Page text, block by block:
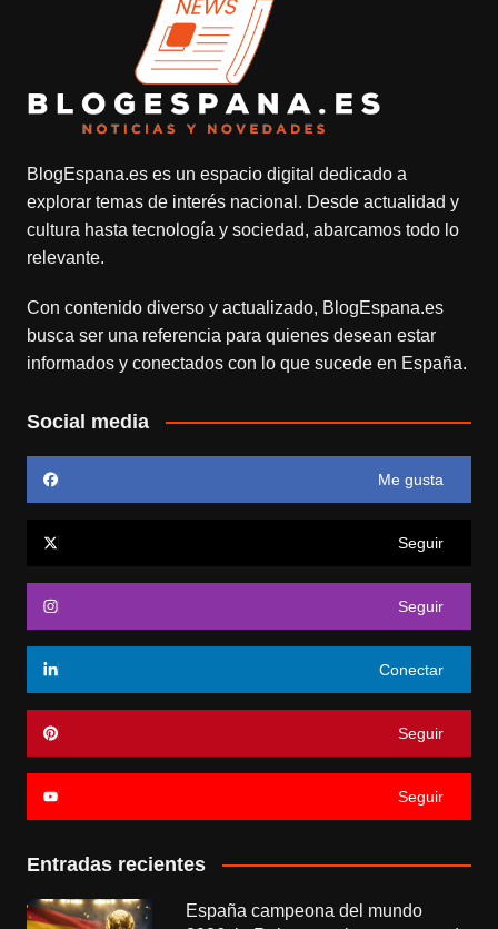
BlogEspana.eses un espacio digital dedicado a
explorar temas de interés nacional. Desde actualidad y
cultura hasta tecnología y sociedad, abarcamos todo lo
relevante.
Con contenido diverso y actualizado, BlogEspana.es
busca ser una referencia para quienes desean estar
informados y conectados con lo que sucede en España.
Social media
Me gusta
Seguir
Seguir
Conectar
Seguir
Seguir
Entradas recientes
España campeona del mundo